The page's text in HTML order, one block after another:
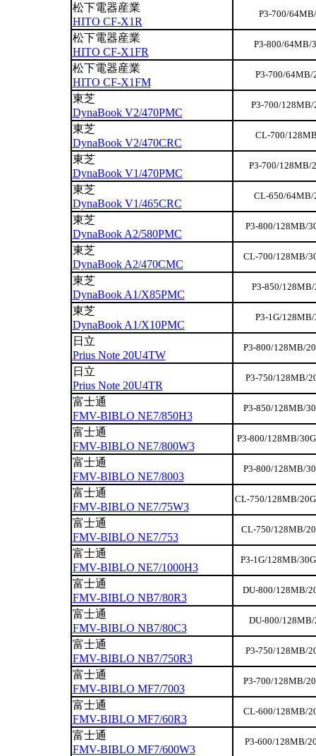
松下電器産業
HITO CF-X1R
P3-700/
松下電器産業
HITO CF-X1FR
P3-800/64MB/
松下電器産業
HITO CF-X1FM
P3-700/64MB/
東芝
DynaBook V2/470PMC
P3-700/
東芝
DynaBook V2/470CRC
CL-700/
東芝
DynaBook V1/470PMC
P3-700/128MB/
東芝
DynaBook V1/465CRC
CL-650/64MB/
東芝
DynaBook A2/580PMC
P3-800/128MB/
東芝
DynaBook A2/470CMC
CL-700/128MB/
東芝
DynaBook A1/X85PMC
P3-850/
東芝
DynaBook A1/X10PMC
P3-1G/
日立
Prius Note 20U4TW
P3-800/128MB/
日立
Prius Note 20U4TR
P3-750/128MB/
富士通
FMV-BIBLO NE7/850H3
P3-850/128MB/
富士通
FMV-BIBLO NE7/800W3
P3-800/128MB/
富士通
FMV-BIBLO NE7/8003
P3-800/128MB/
富士通
FMV-BIBLO NE7/75W3
CL-750/128MB/
富士通
FMV-BIBLO NE7/753
CL-750/128MB/
富士通
FMV-BIBLO NE7/1000H3
P3-1G/128MB/
富士通
FMV-BIBLO NB7/80R3
DU-800/128MB/
富士通
FMV-BIBLO NB7/80C3
DU-800/
富士通
FMV-BIBLO NB7/750R3
P3-750/128MB/
富士通
FMV-BIBLO MF7/7003
P3-700/128MB/
富士通
FMV-BIBLO MF7/60R3
CL-600/128MB/
富士通
FMV-BIBLO MF7/600W3
P3-600/128MB/